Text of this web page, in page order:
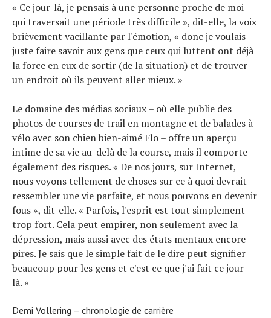
« Ce jour-là, je pensais à une personne proche de moi
qui traversait une période très difficile », dit-elle, la voix
brièvement vacillante par l'émotion, « donc je voulais
juste faire savoir aux gens que ceux qui luttent ont déjà
la force en eux de sortir (de la situation) et de trouver
un endroit où ils peuvent aller mieux. »
Le domaine des médias sociaux – où elle publie des
photos de courses de trail en montagne et de balades à
vélo avec son chien bien-aimé Flo – offre un aperçu
intime de sa vie au-delà de la course, mais il comporte
également des risques. « De nos jours, sur Internet,
nous voyons tellement de choses sur ce à quoi devrait
ressembler une vie parfaite, et nous pouvons en devenir
fous », dit-elle. « Parfois, l'esprit est tout simplement
trop fort. Cela peut empirer, non seulement avec la
dépression, mais aussi avec des états mentaux encore
pires. Je sais que le simple fait de le dire peut signifier
beaucoup pour les gens et c'est ce que j'ai fait ce jour-
là. »
Demi Vollering – chronologie de carrière